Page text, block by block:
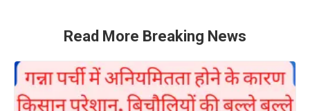
Read More Breaking News